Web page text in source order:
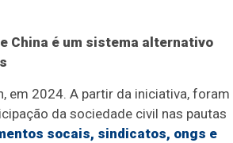
China é um sistema alternativo
em 2024. A partir da iniciativa, foram
da sociedade civil nas pautas
socais, sindicatos, ongs e